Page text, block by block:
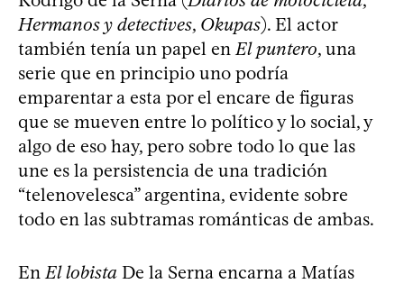
Hermanos y detectives, Okupas). El actor
también tenía un papel en El puntero, una
serie que en principio uno podría
emparentar a esta por el encare de figuras
que se mueven entre lo político y lo social, y
algo de eso hay, pero sobre todo lo que las
une es la persistencia de una tradición
“telenovelesca” argentina, evidente sobre
todo en las subtramas románticas de ambas.
En El lobista De la Serna encarna a Matías